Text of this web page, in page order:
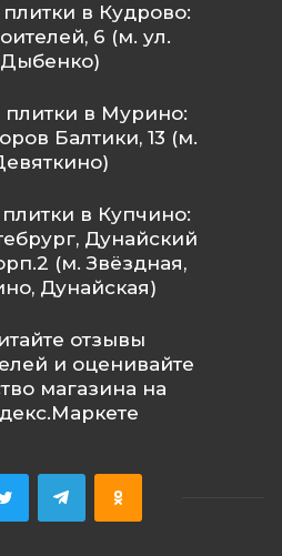
в Кудрово:
6 (м. ул.
Дыбенко)
плитки в Мурино:
Балтики, 13 (м.
в Купчино:
Дунайский
(м. Звёздная,
Дунайская)